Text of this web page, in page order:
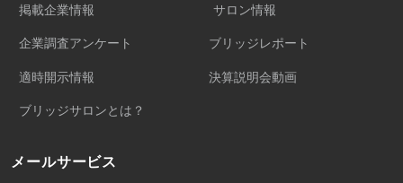
掲載企業情報 サロン情報
企業調査アンケート ブリッジレポート
適時開示情報 決算説明会動画
ブリッジサロンとは？
メールサービス